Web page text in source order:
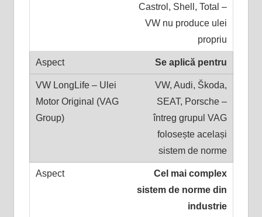
Castrol, Shell, Total –
VW nu produce ulei
propriu
Se aplică pentru
VW, Audi, Škoda,
SEAT, Porsche –
întreg grupul VAG
folosește același
sistem de norme
Cel mai complex
sistem de norme din
industrie